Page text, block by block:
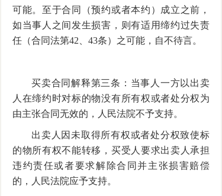
可能。至于合同（预约或者本约）成立之前，
如当事人之间发生损害，则有适用缔约过失责
任（合同法第42、43条）之可能，自不待言。
买卖合同解释第三条：当事人一方以出卖
人在缔约时对标的物没有所有权或者处分权为
由主张合同无效的，人民法院不予支持。
出卖人因未取得所有权或者处分权致使标
的物所有权不能转移，买受人要求出卖人承担
违约责任或者要求解除合同并主张损害赔偿
的，人民法院应予支持。